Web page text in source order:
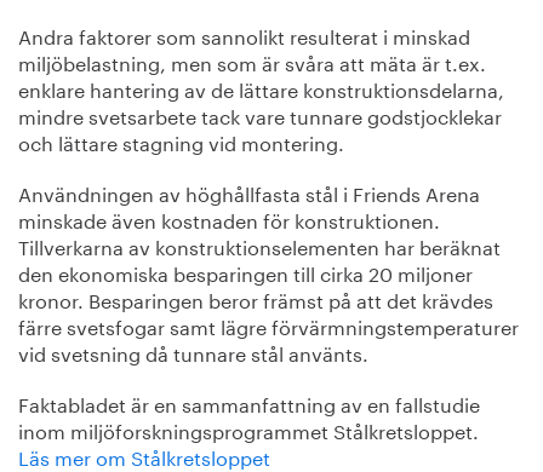
Andra faktorer som sannolikt resulterat i minskad
miljöbelastning, men som är svåra att mäta är t.ex.
enklare hantering av de lättare konstruktionsdelarna,
mindre svetsarbete tack vare tunnare godstjocklekar
och lättare stagning vid montering.
Användningen av höghållfasta stål i Friends Arena
minskade även kostnaden för konstruktionen.
Tillverkarna av konstruktionselementen har beräknat
den ekonomiska besparingen till cirka 20 miljoner
kronor. Besparingen beror främst på att det krävdes
färre svetsfogar samt lägre förvärmningstemperaturer
vid svetsning då tunnare stål använts.
Faktabladet är en sammanfattning av en fallstudie
inom miljöforskningsprogrammet Stålkretsloppet.
Läs mer om Stålkretsloppet